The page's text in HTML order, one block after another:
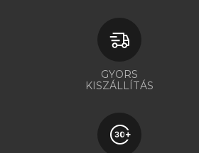
GYORS
KISZÁLLÍTÁS